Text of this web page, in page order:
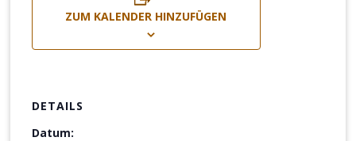
ZUM KALENDER HINZUFÜGEN
DETAILS
Datum: